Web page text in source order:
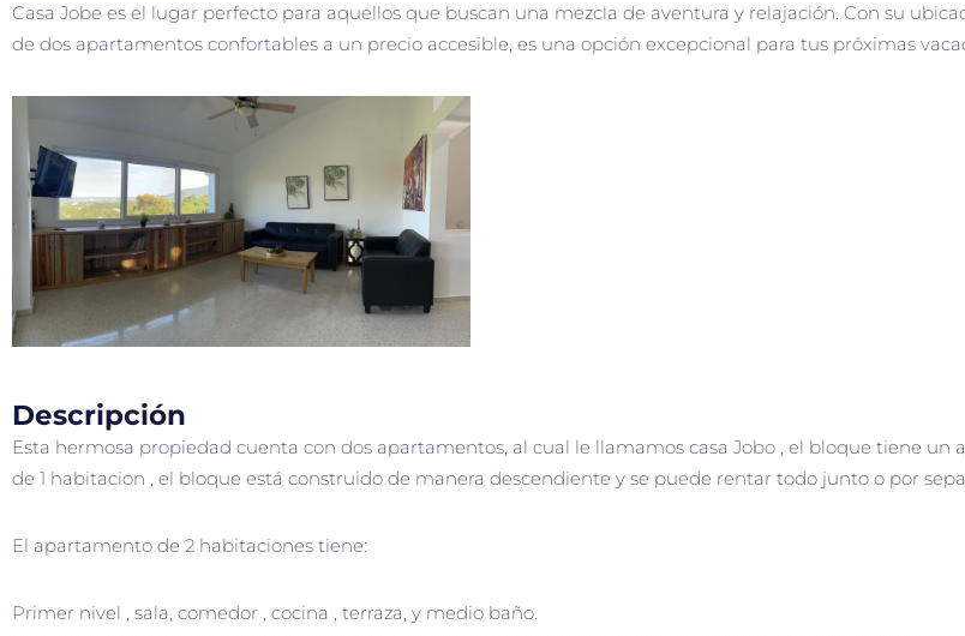
Casa Jobe es el lugar perfecto para aquellos que buscan una mezcla de aventura y relajación. Con su
de dos apartamentos confortables a un precio accesible, es una opción excepcional para tus próximas
Descripción
Esta hermosa propiedad cuenta con dos apartamentos, al cual le llamamos casa Jobo , el bloque tiene
de 1 habitacion , el bloque está construido de manera descendiente y se puede rentar todo junto o por
El apartamento de 2 habitaciones tiene:
Primer nivel , sala, comedor , cocina , terraza, y medio baño.